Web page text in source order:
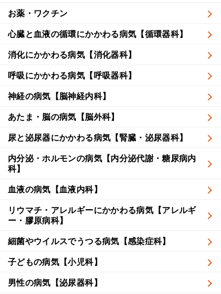
お薬・ワクチン
心臓と血液の循環にかかわる病気【循環器科】
消化にかかわる病気【消化器科】
呼吸にかかわる病気【呼吸器科】
神経の病気【脳神経内科】
あたま・脳の病気【脳外科】
尿と泌尿器にかかわる病気【腎臓・泌尿器科】
内分泌・ホルモンの病気【内分泌代謝・糖尿病内
科】
血液の病気【血液内科】
リウマチ・アレルギーにかかわる病気【アレルギ
ー・膠原病科】
細菌やウイルスでうつる病気【感染症科】
子どもの病気【小児科】
男性の病気【泌尿器科】